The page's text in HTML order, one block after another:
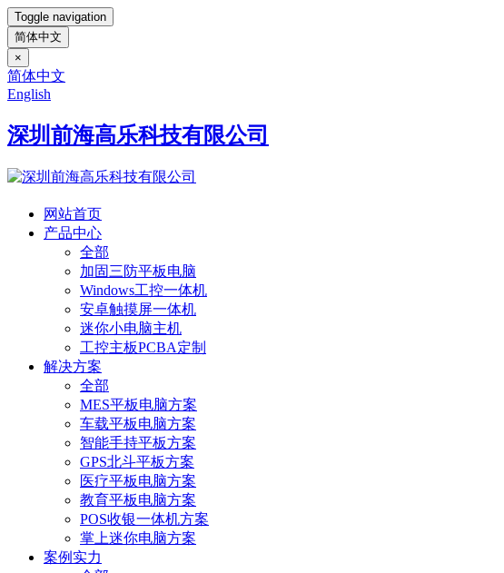
Toggle navigation
简体中文
×
简体中文
English
深圳前海高乐科技有限公司
网站首页
产品中心
全部
加固三防平板电脑
Windows工控一体机
安卓触摸屏一体机
迷你小电脑主机
工控主板PCBA定制
解决方案
全部
MES平板电脑方案
车载平板电脑方案
智能手持平板方案
GPS北斗平板方案
医疗平板电脑方案
教育平板电脑方案
POS收银一体机方案
掌上迷你电脑方案
案例实力